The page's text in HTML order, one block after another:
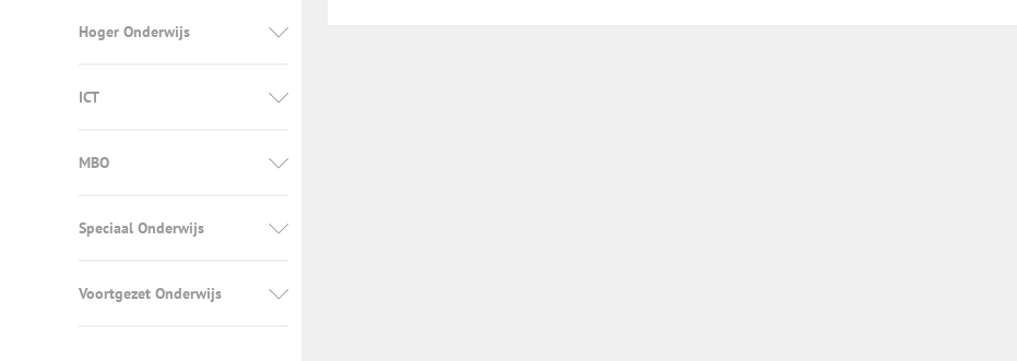
Hoger Onderwijs
ICT
MBO
Speciaal Onderwijs
Voortgezet Onderwijs